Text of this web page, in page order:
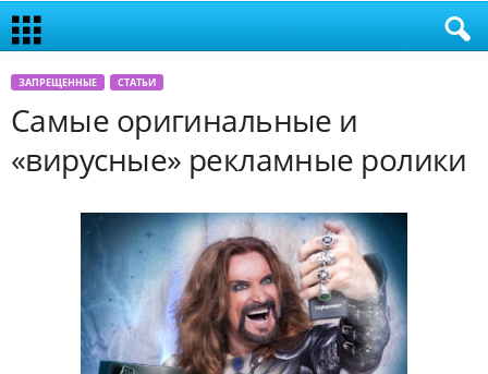
ЗАПРЕЩЕННЫЕ СТАТЬИ
Самые оригинальные и
«вирусные» рекламные ролики